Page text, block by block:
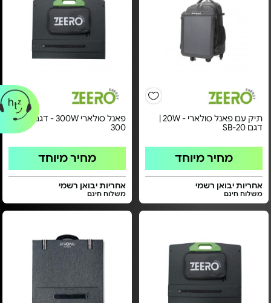
תיק עם פאנל סולארי - 20W |
דגם SB-20
מחיר מיוחד
אחריות יבואן רשמי
משלוח חינם
פאנל סולארי 300W - דגם SP-
300
מחיר מיוחד
אחריות יבואן רשמי
משלוח חינם